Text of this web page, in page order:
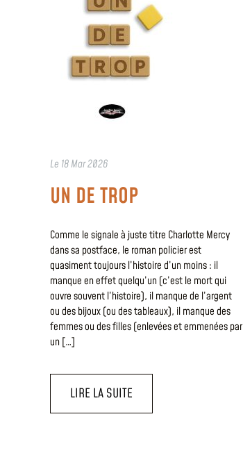
Le 18 Mar 2026
UN DE TROP
Comme le signale à juste titre Charlotte Mercy
dans sa postface, le roman policier est
quasiment toujours l’histoire d’un moins : il
manque en effet quelqu’un (c’est le mort qui
ouvre souvent l’histoire), il manque de l’argent
ou des bijoux (ou des tableaux), il manque des
femmes ou des filles (enlevées et emmenées par
un […]
LIRE LA SUITE